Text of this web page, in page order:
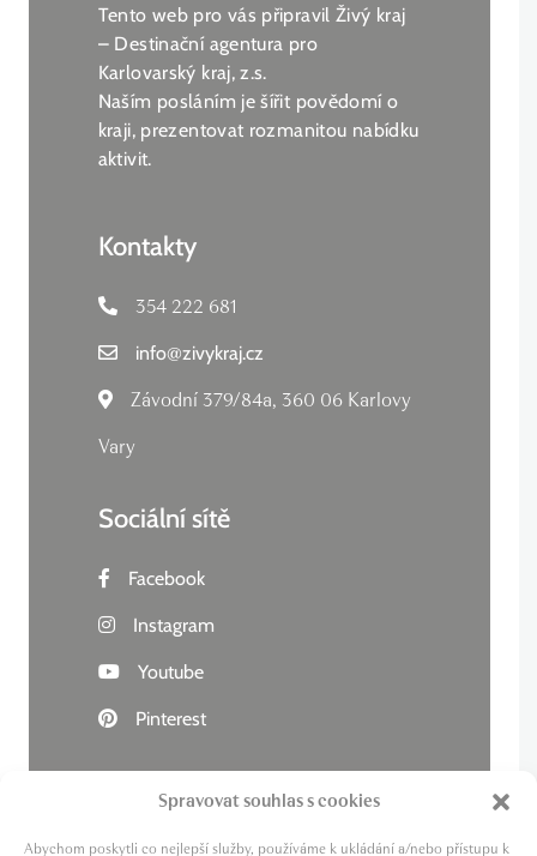
Spravovat souhlas s cookies
Abychom poskytli co nejlepší služby, používáme k ukládání a/nebo přístupu k
Tento web pro vás připravil Živý kraj
– Destinační agentura pro
Karlovarský kraj, z.s.
Naším posláním je šířit povědomí o
kraji, prezentovat rozmanitou nabídku
aktivit.
Kontakty
354 222 681
info@zivykraj.cz
Závodní 379/84a, 360 06 Karlovy
Vary
Sociální sítě
Facebook
Instagram
Youtube
Pinterest